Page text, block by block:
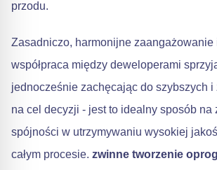
przodu.
Zasadniczo, harmonijne zaangażowanie
współpraca między deweloperami
jednocześnie zachęcając do szybszych i
na cel decyzji - jest to idealny sposób na
spójności w utrzymywaniu wysokiej
całym procesie. zwinne tworzenie